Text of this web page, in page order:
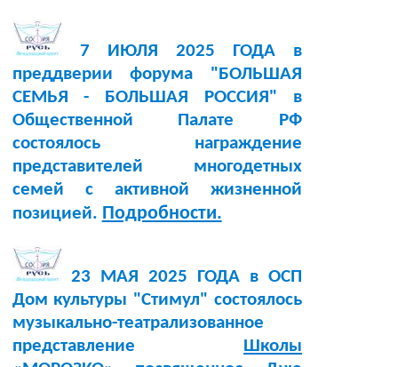
7 ИЮЛЯ 2025 ГОДА в
преддверии форума "БОЛЬШАЯ
СЕМЬЯ - БОЛЬШАЯ РОССИЯ" в
Общественной Палате РФ
состоялось награждение
представителей многодетных
семей с активной жизненной
позицией. Подробности.
23 МАЯ 2025 ГОДА в ОСП
Дом культуры "Стимул" состоялось
музыкально-театрализованное
представление Школы